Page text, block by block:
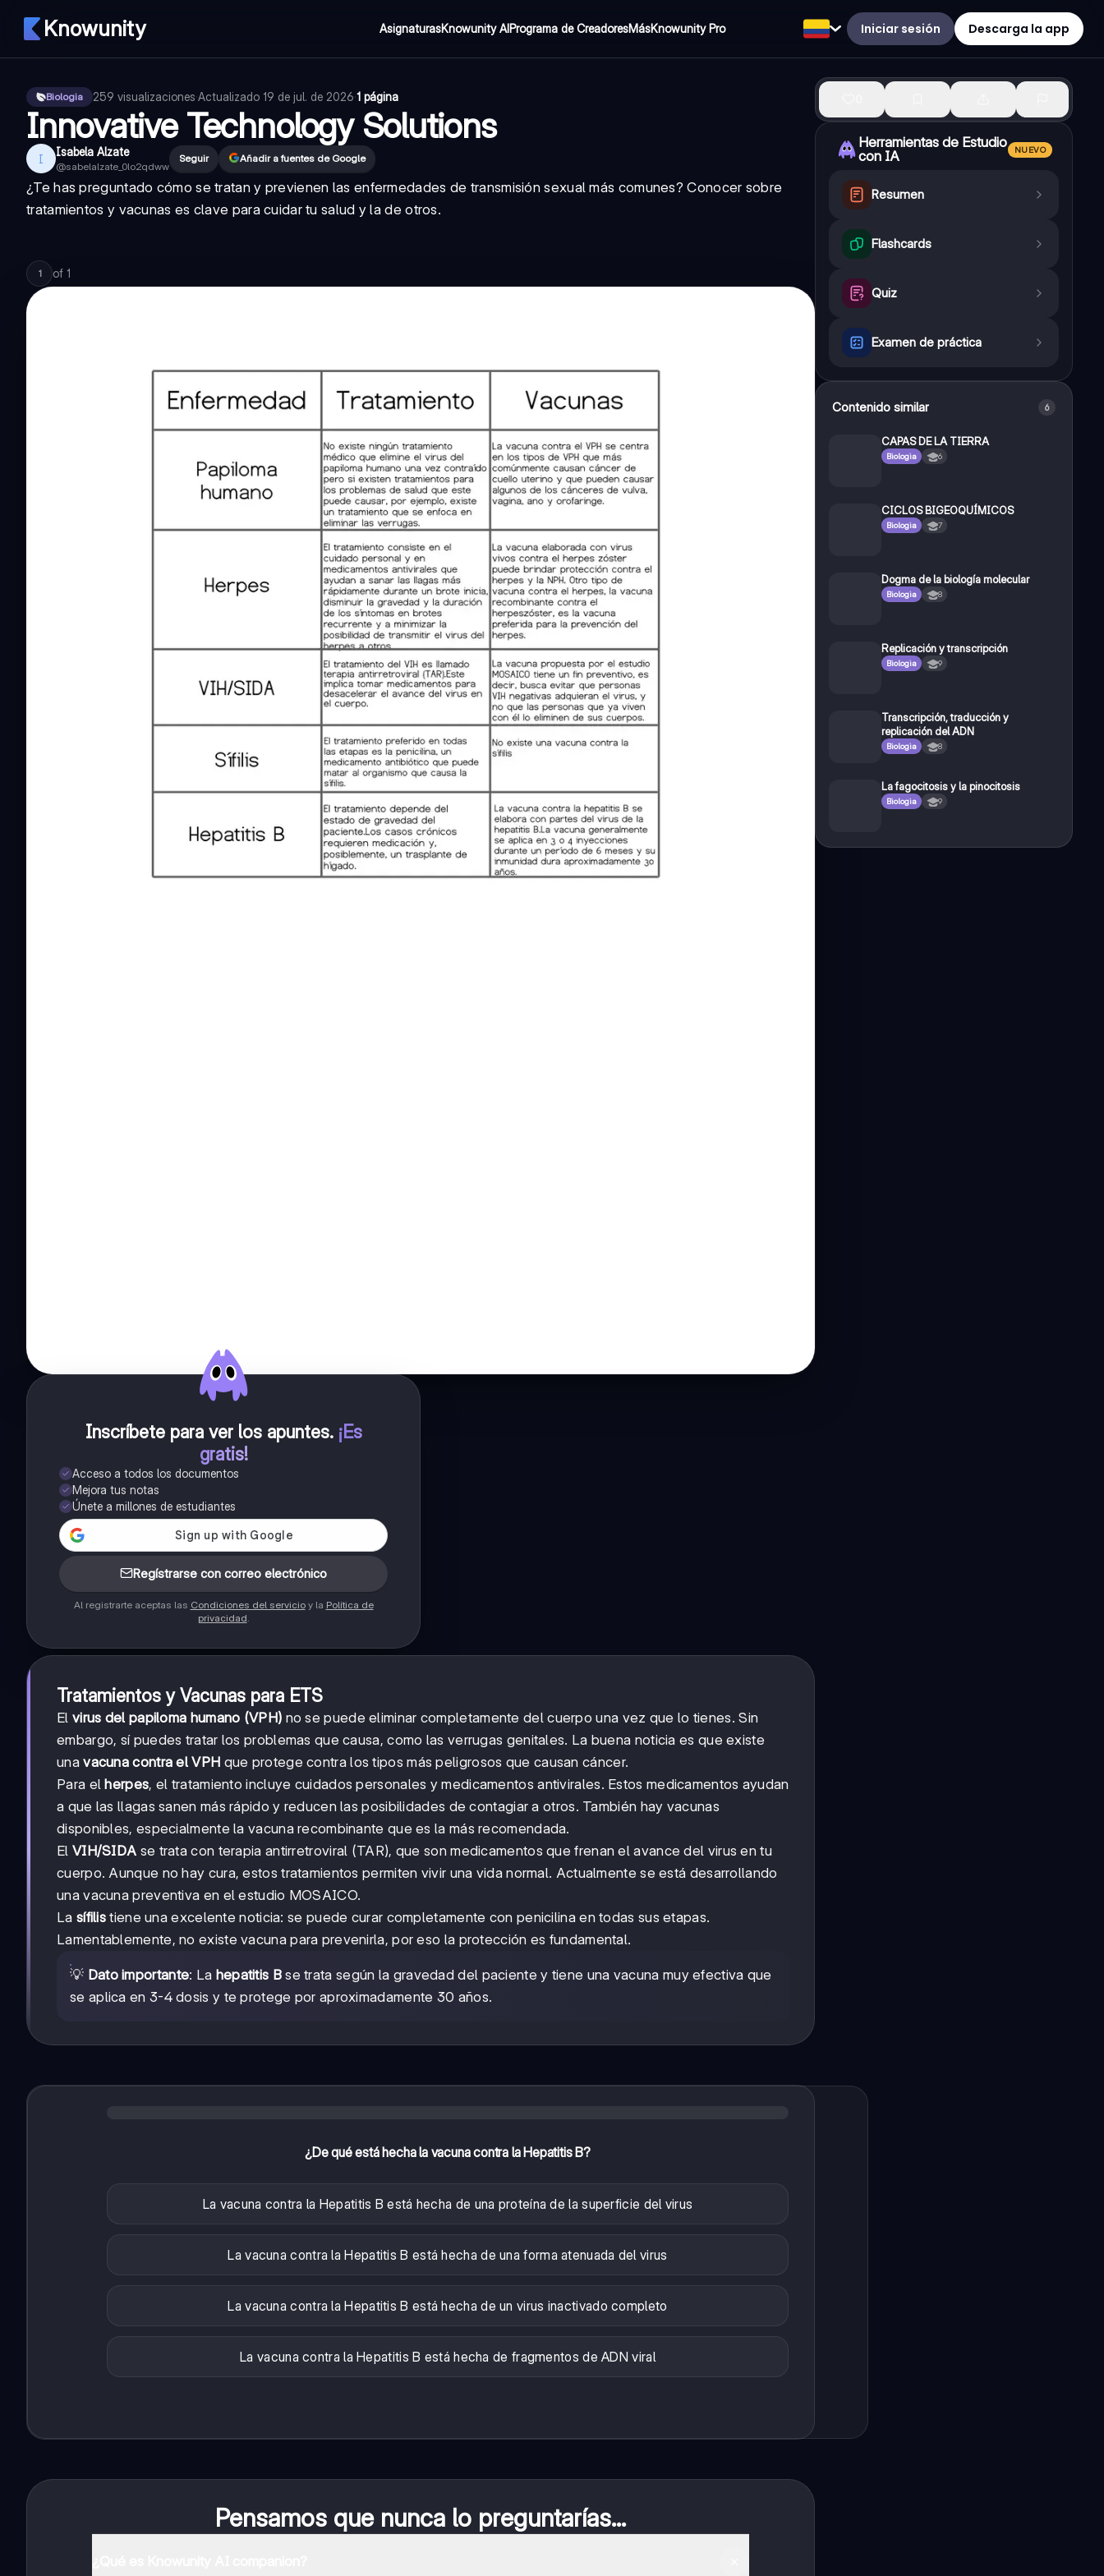
Knowunity AsignaturasKnowunity AIPrograma de CreadoresMásKnowunity Pro Iniciar sesión Descarga la app
Biologia 259 visualizaciones·Actualizado 19 de jul. de 2026·1 página
Innovative Technology Solutions
I Isabela Alzate
@sabelalzate_0lo2qdww
Seguir Añadir a fuentes de Google
¿Te has preguntado cómo se tratan y previenen las enfermedades de transmisión sexual más comunes? Conocer sobre
tratamientos y vacunas es clave para cuidar tu salud y la de otros.
1 of 1
Inscríbete para ver los apuntes. ¡Es
gratis!
Acceso a todos los documentos
Mejora tus notas
Únete a millones de estudiantes
Regístrarse con correo electrónico
Al registrarte aceptas las Condiciones del servicioy la Política de
privacidad
Tratamientos y Vacunas para ETS
El virus del papiloma humano (VPH) no se puede eliminar completamente del cuerpo una vez que lo tienes. Sin
embargo, sí puedes tratar los problemas que causa, como las verrugas genitales. La buena noticia es que existe
unavacuna contra el VPH que protege contra los tipos más peligrosos que causan cáncer.
Para elherpes, el tratamiento incluye cuidados personales y medicamentos antivirales. Estos medicamentos ayudan
a que las llagas sanen más rápido y reducen las posibilidades de contagiar a otros. También hay vacunas
disponibles, especialmente la vacuna recombinante que es la más recomendada.
El VIH/SIDA se trata con terapia antirretroviral (TAR), que son medicamentos que frenan el avance del virus en tu
cuerpo. Aunque no hay cura, estos tratamientos permiten vivir una vida normal. Actualmente se está desarrollando
una vacuna preventiva en el estudio MOSAICO.
La sífilis tiene una excelente noticia: se puede curar completamente con penicilina en todas sus etapas.
Lamentablemente, no existe vacuna para prevenirla, por eso la protección es fundamental.
💡 Dato importante: La hepatitis Bse trata según la gravedad del paciente y tiene una vacuna muy efectiva que
se aplica en 3-4 dosis y te protege por aproximadamente 30 años.
¿De qué está hecha la vacuna contra la Hepatitis B?
La vacuna contra la Hepatitis B está hecha de una proteína de la superficie del virus
La vacuna contra la Hepatitis B está hecha de una forma atenuada del virus
La vacuna contra la Hepatitis B está hecha de un virus inactivado completo
La vacuna contra la Hepatitis B está hecha de fragmentos de ADN viral
Pensamos que nunca lo preguntarías...
Herramientas de Estudio
con IA
NUEVO
Resumen
Flashcards
Quiz
Examen de práctica
Contenido similar 6
CAPAS DE LA TIERRA
Biologia 6
CICLOS BIGEOQUÍMICOS
Biologia 7
Dogma de la biología molecular
Biologia 8
Replicación y transcripción
Biologia 9
Transcripción, traducción y
replicación del ADN
Biologia 8
La fagocitosis y la pinocitosis
Biologia 9